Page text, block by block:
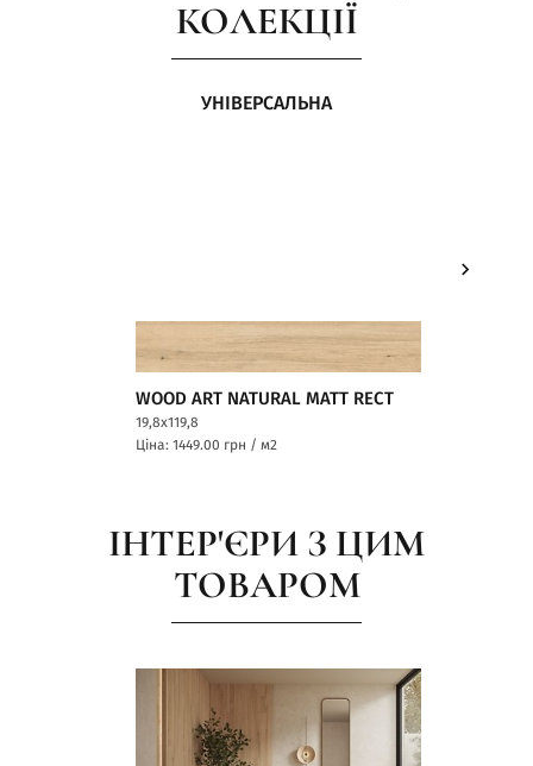
КОЛЕКЦІЇ
УНІВЕРСАЛЬНА
WOOD ART NATURAL MATT RECT
19,8x119,8
Ціна: 1449.00 грн / м2
ІНТЕР'ЄРИ З ЦИМ
ТОВАРОМ